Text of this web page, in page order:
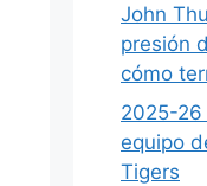
John
presión
cómo
2025-26
equipo
Tigers